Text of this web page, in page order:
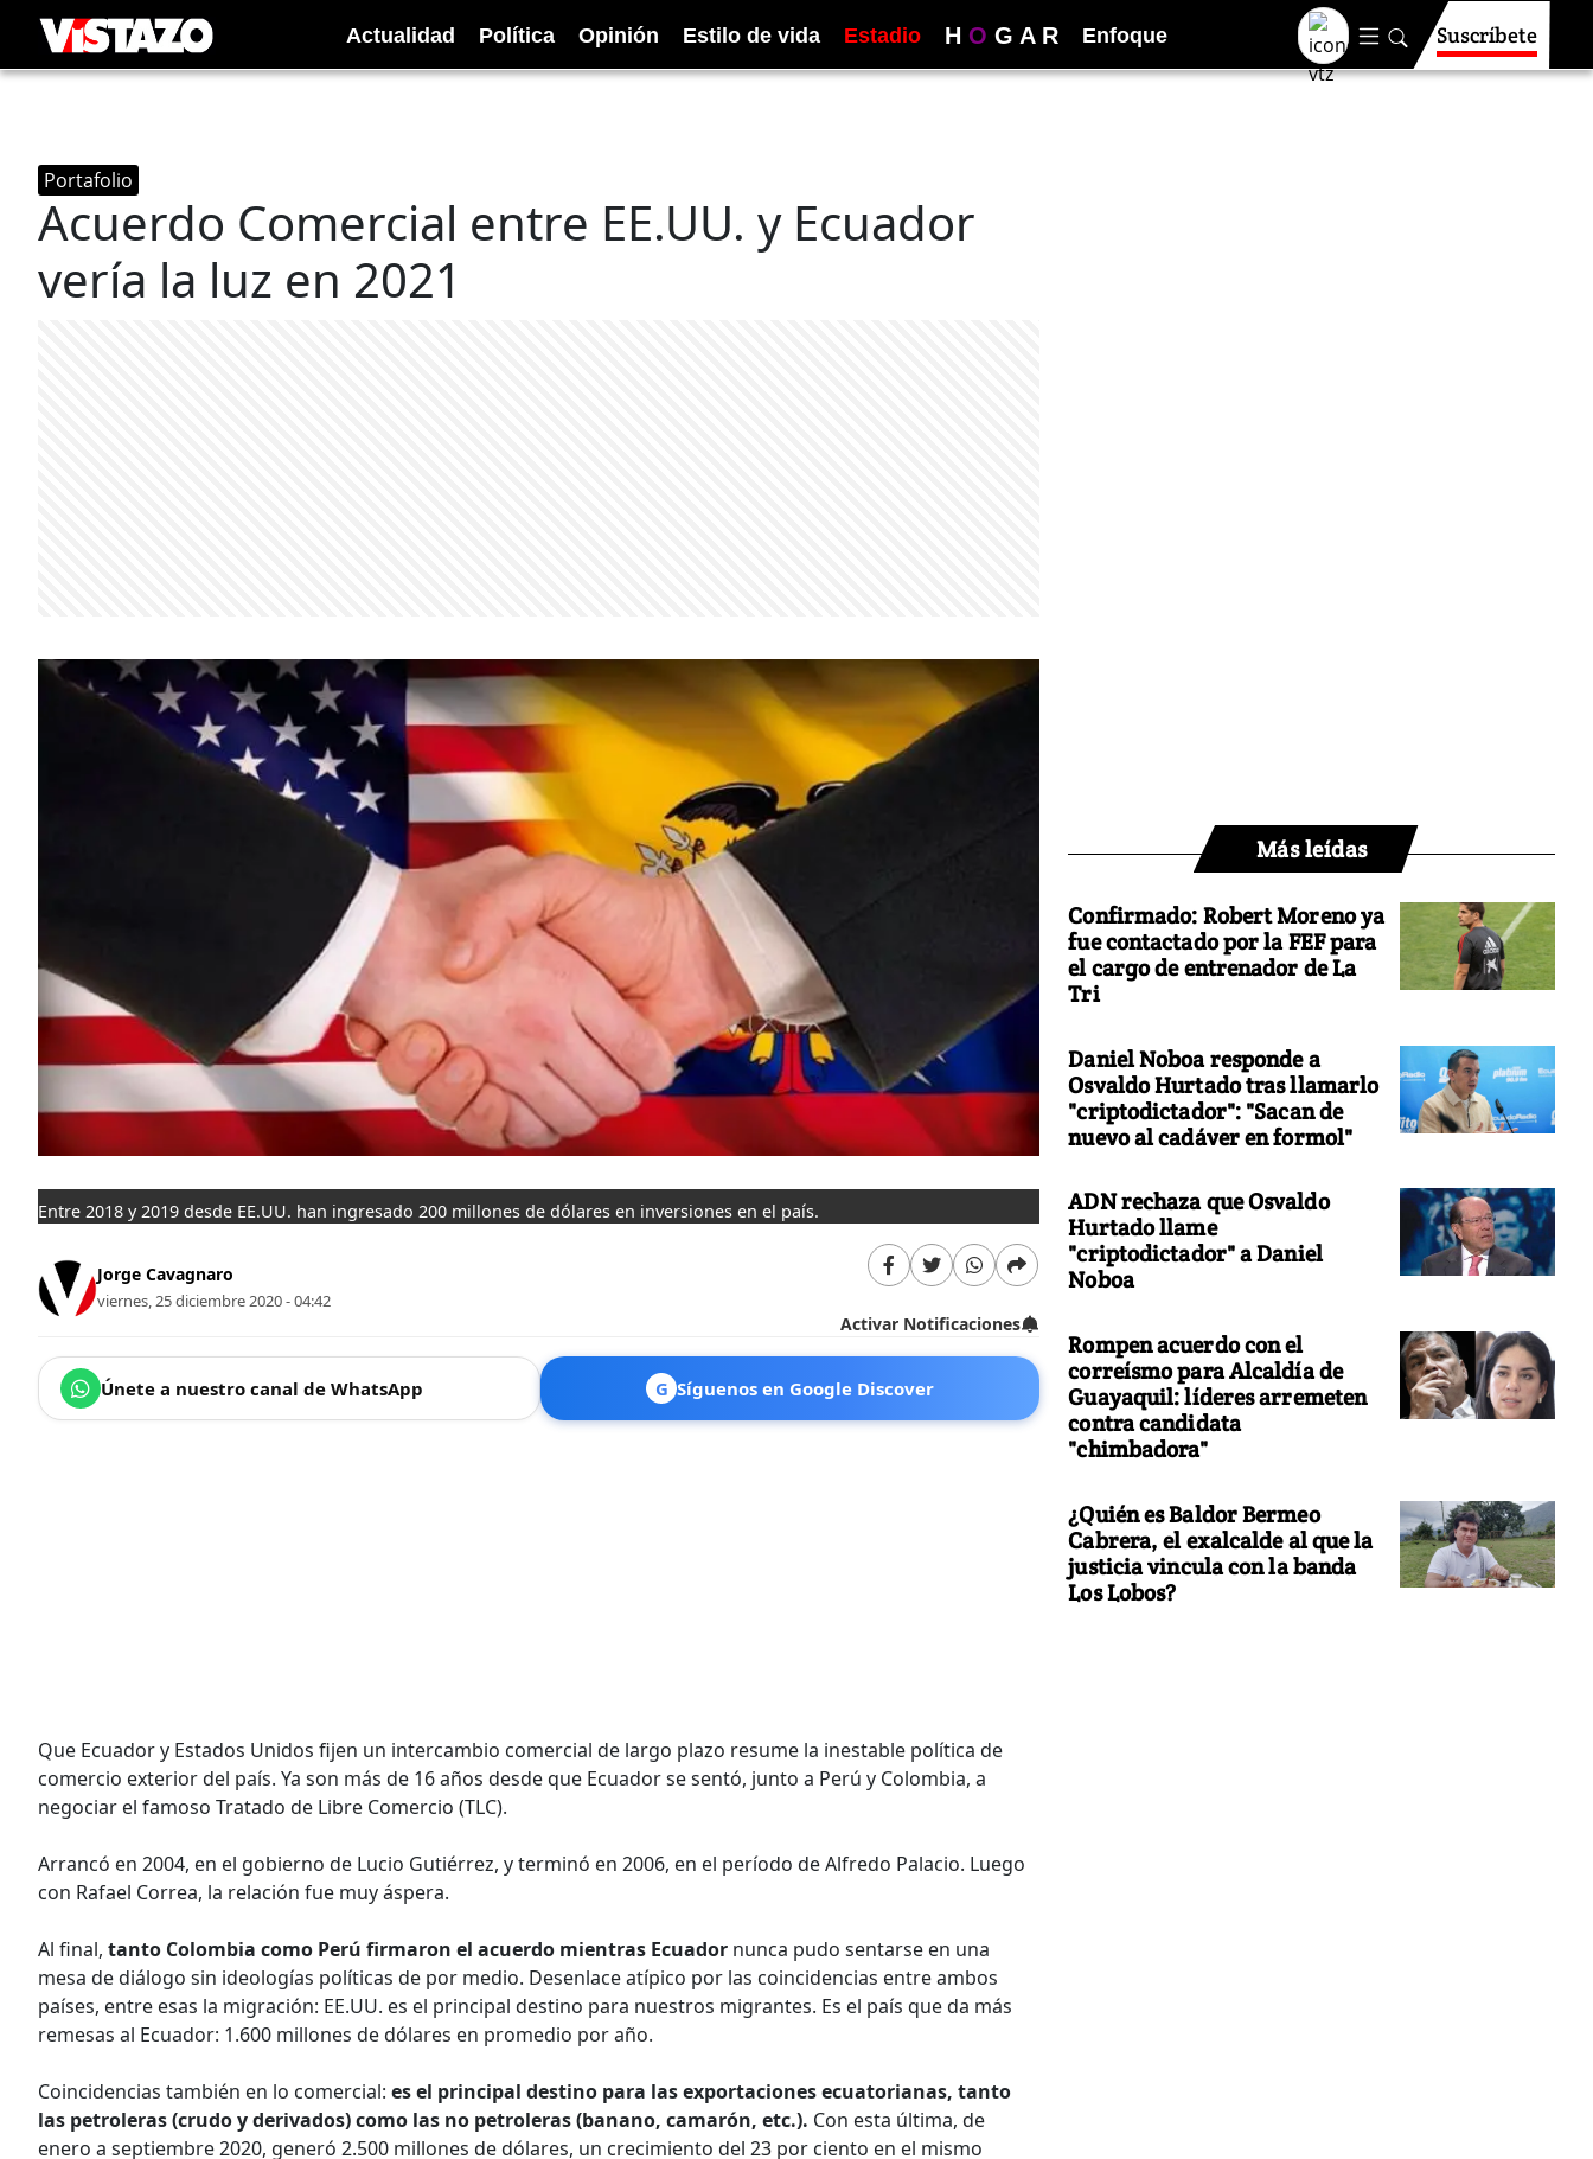
Actualidad Política Opinión Estilo de vida Estadio H O G A R Enfoque Suscríbete
Portafolio
Acuerdo Comercial entre EE.UU. y Ecuador
vería la luz en 2021
Entre 2018 y 2019 desde EE.UU. han ingresado 200 millones de dólares en inversiones en el país.
Jorge Cavagnaro
viernes, 25 diciembre 2020 - 04:42
Activar Notificaciones
Únete a nuestro canal de WhatsApp G Síguenos en Google Discover
Que Ecuador y Estados Unidos fijen un intercambio comercial de largo plazo resume la inestable política de
comercio exterior del país. Ya son más de 16 años desde que Ecuador se sentó, junto a Perú y Colombia, a
negociar el famoso Tratado de Libre Comercio (TLC).
Arrancó en 2004, en el gobierno de Lucio Gutiérrez, y terminó en 2006, en el período de Alfredo Palacio. Luego
con Rafael Correa, la relación fue muy áspera.
Al final, tanto Colombia como Perú firmaron el acuerdo mientras Ecuador nunca pudo sentarse en una
mesa de diálogo sin ideologías políticas de por medio. Desenlace atípico por las coincidencias entre ambos
países, entre esas la migración: EE.UU. es el principal destino para nuestros migrantes. Es el país que da más
remesas al Ecuador: 1.600 millones de dólares en promedio por año.
Coincidencias también en lo comercial: es el principal destino para las exportaciones ecuatorianas, tanto
las petroleras (crudo y derivados) como las no petroleras (banano, camarón, etc.). Con esta última, de
enero a septiembre 2020, generó 2.500 millones de dólares, un crecimiento del 23 por ciento en el mismo
Más leídas
Confirmado: Robert Moreno ya
fue contactado por la FEF para
el cargo de entrenador de La
Tri
Daniel Noboa responde a
Osvaldo Hurtado tras llamarlo
"criptodictador": "Sacan de
nuevo al cadáver en formol"
ADN rechaza que Osvaldo
Hurtado llame
"criptodictador" a Daniel
Noboa
Rompen acuerdo con el
correísmo para Alcaldía de
Guayaquil: líderes arremeten
contra candidata
"chimbadora"
¿Quién es Baldor Bermeo
Cabrera, el exalcalde al que la
justicia vincula con la banda
Los Lobos?